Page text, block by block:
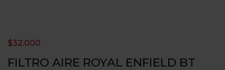
FILTRO AIRE ROYAL ENFIELD BT
$32.000